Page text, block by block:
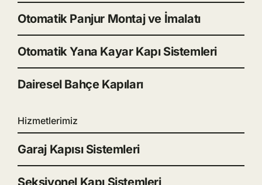
Otomatik Panjur Montaj ve İmalatı
Otomatik Yana Kayar Kapı Sistemleri
Dairesel Bahçe Kapıları
Hizmetlerimiz
Garaj Kapısı Sistemleri
Seksiyonel Kapı Sistemleri